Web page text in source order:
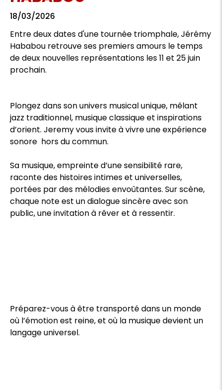
18/03/2026
Entre deux dates d'une tournée triomphale, Jérémy
Hababou retrouve ses premiers amours le temps
de deux nouvelles représentations les 11 et 25 juin
prochain.
Plongez dans son univers musical unique, mêlant
jazz traditionnel, musique classique et inspirations
d’orient. Jeremy vous invite à vivre une expérience
sonore hors du commun.
Sa musique, empreinte d’une sensibilité rare,
raconte des histoires intimes et universelles,
portées par des mélodies envoûtantes. Sur scène,
chaque note est un dialogue sincère avec son
public, une invitation à rêver et à ressentir.
Préparez-vous à être transporté dans un monde
où l’émotion est reine, et où la musique devient un
langage universel.